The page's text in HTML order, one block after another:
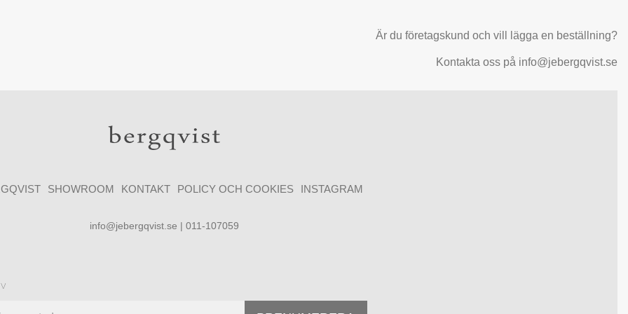
Är du företagskund och vill lägga en beställning?
Kontakta oss på info@jebergqvist.se
SHOWROOM KONTAKT POLICY OCH COOKIES INSTAGRAM
info@jebergqvist.se | 011-107059